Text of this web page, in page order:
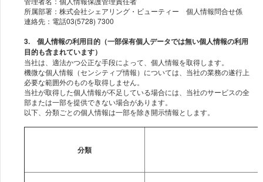
所属部署：株式会社シェアリング・ビューティー 個人情報問合せ係
3. 個人情報の利用目的（一部保有個人データでは無い個人情報の利用
目的も含まれています）
当社は、適法かつ公正な手段によって、個人情報を取得します。
機微な個人情報（センシティブ情報）については、当社の業務の遂行上
必要な範囲外のものを取得しません。
当社が取得した個人情報が不足している場合には、当社のサービスの全
部または一部を提供できない場合があります。
以下、分類ごとの個人情報は一部を除き開示情報とします。
分類